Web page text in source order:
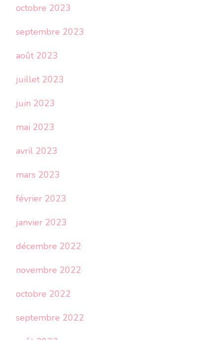
octobre 2023
septembre 2023
août 2023
juillet 2023
juin 2023
mai 2023
avril 2023
mars 2023
février 2023
janvier 2023
décembre 2022
novembre 2022
octobre 2022
septembre 2022